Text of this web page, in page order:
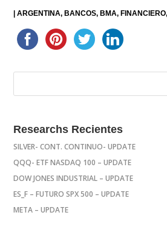
|ARGENTINA BANCOS BMA FINANCIERO
Researchs Recientes
SILVER- CONT. CONTINUO- UPDATE
QQQ- ETF NASDAQ 100 – UPDATE
DOW JONES INDUSTRIAL – UPDATE
ES_F – FUTURO SPX 500 – UPDATE
META – UPDATE